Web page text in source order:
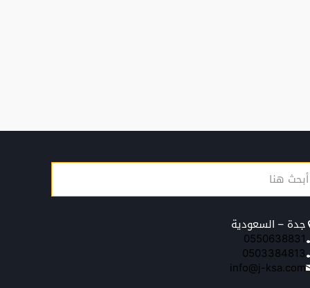
جدة – السعودية
0550638831
0503384813
info@j-ksa.com